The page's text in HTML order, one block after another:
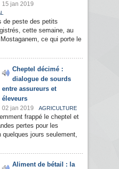
15 jan 2019
de peste des petits
cette semaine, au
ce qui porte le
Cheptel décimé :
dialogue de sourds
entre assureurs et
éleveurs
02 jan 2019 AGRICULTURE
frappé le cheptel et
pertes pour les
jours seulement,
Aliment de bétail : la